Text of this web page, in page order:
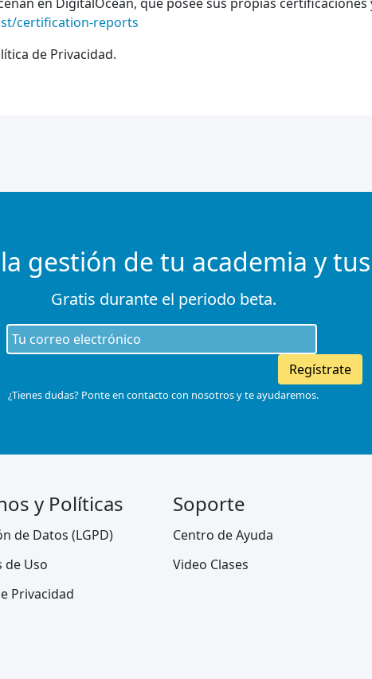
certification-reports
de Privacidad.
la gestión de tu academia y
Gratis durante el periodo beta.
Regístrate
¿Tienes dudas? Ponte en contacto con nosotros y te ayudaremos.
y Políticas
de Datos (LGPD)
de Uso
Privacidad
Soporte
Centro de Ayuda
Video Clases